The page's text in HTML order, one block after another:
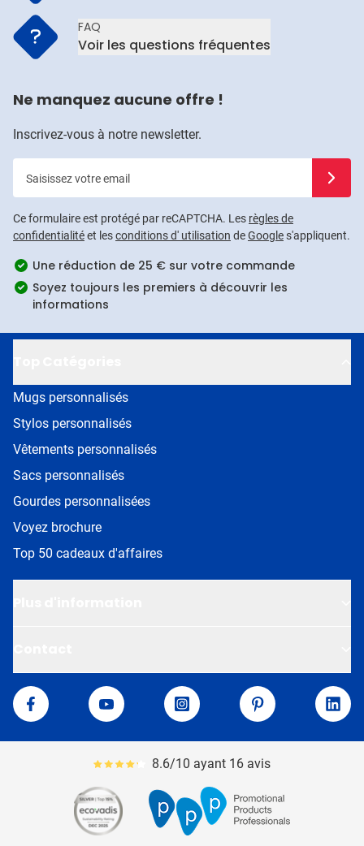
FAQ
Voir les questions fréquentes
Ne manquez aucune offre !
Inscrivez-vous à notre newsletter.
Ce formulaire est protégé par reCAPTCHA. Les règles de
confidentialitéet lesconditions d' utilisation deGoogles'appliquent.
Une réduction de 25 € sur votre commande
Soyez toujours les premiers à découvrir les
informations
Mugs personnalisés
Stylos personnalisés
Vêtements personnalisés
Sacs personnalisés
Gourdes personnalisées
Voyez brochure
Top 50 cadeaux d'affaires
Van Helden
Facebook
YouTube Instagram Pinterest
Le pourcentage moyen d'avis est de 86
8.6/10 ayant 16 avis